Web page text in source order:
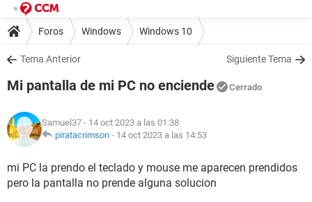
Foros Windows Windows 10
Tema Anterior Siguiente Tema
Mi pantalla de mi PC no enciende Cerrado
Samuel37 - 14 oct 2023 a las 01:38
piratacrimson - 14 oct 2023 a las 14:53
mi PC la prendo el teclado y mouse me aparecen prendidos
pero la pantalla no prende alguna solucion